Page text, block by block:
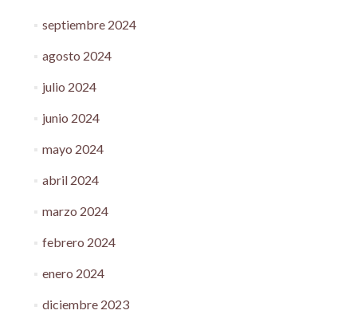
septiembre 2024
agosto 2024
julio 2024
junio 2024
mayo 2024
abril 2024
marzo 2024
febrero 2024
enero 2024
diciembre 2023